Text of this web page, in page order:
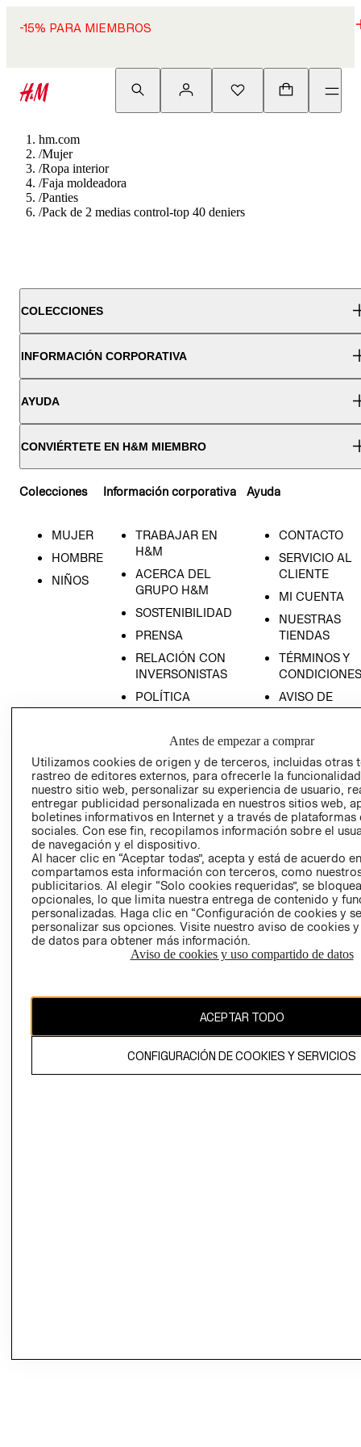
-15% PARA MIEMBROS
hm.com
/Mujer
/Ropa interior
/Faja moldeadora
/Panties
/Pack de 2 medias control-top 40 deniers
COLECCIONES
INFORMACIÓN CORPORATIVA
AYUDA
CONVIÉRTETE EN H&M MIEMBRO
Colecciones
MUJER
HOMBRE
NIÑOS
Información corporativa
TRABAJAR EN
H&M
ACERCA DEL
GRUPO H&M
SOSTENIBILIDAD
PRENSA
RELACIÓN CON
INVERSONISTAS
POLÍTICA
EMPRESARIAL
Ayuda
CONTACTO
SERVICIO AL
CLIENTE
MI CUENTA
NUESTRAS
TIENDAS
TÉRMINOS Y
CONDICIONES
AVISO DE
PRIVACIDAD
AVISO DE
COOKIES
LIBRO DE
Ecuador ($)
propiedad de H&M Hennes & Mauritz AB.
Antes de empezar a comprar
Utilizamos cookies de origen y de terceros, incluidas otras
rastreo de editores externos, para ofrecerle la
nuestro sitio web, personalizar su experiencia de usuario,
entregar publicidad personalizada en nuestros sitios web,
boletines informativos en Internet y a través de plataformas
sociales. Con ese fin, recopilamos información sobre el
de navegación y el dispositivo.
Al hacer clic en “Aceptar todas”, acepta y está de acuerdo
compartamos esta información con terceros, como
publicitarios. Al elegir “Solo cookies requeridas”, se
opcionales, lo que limita nuestra entrega de contenido y
personalizadas. Haga clic en “Configuración de cookies y
personalizar sus opciones. Visite nuestro aviso de cookies
de datos para obtener más información.
Aviso de cookies y uso compartido de datos
ACEPTAR TODO
CONFIGURACIÓN DE COOKIES Y SERVICIOS